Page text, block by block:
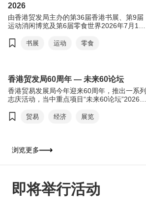
2026
由香港贸发局主办的第36届香港书展、第9届
运动消闲博览及第6届零食世界2026年7月15
以“从香港阅读世界：文创传承．旅悦人生”，
享，进一步彰显香港作为中外文化艺术交流中
心的独特优势。连同同期举行的运动消闲博览
及零食世界，三展共吸引超过770家参展商参
与，为市民及旅客带来集阅读、运动及美食于
一。
书展 运动 零食
香港贸发局60周年 — 未来60论坛
香港贸易发展局今年迎来60周年，推出一系列
志庆活动，当中重点项目“未来60论坛”2026年
坛”以“回顾与前瞻”为主轴，由贸发局前主席邓
担任论坛嘉宾，并担任主持，共同回顾香港经
程，探讨香港如何在百年变局中继续发挥“超
贸易 经济 展览
浏览更多
即将举行活动